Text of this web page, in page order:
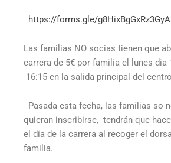
https://forms.gle/
Las familias NO socias tienen que
carrera de 5€ por familia el lunes dia
16:15 en la salida principal del centro
Pasada esta fecha, las familias so
quieran inscribirse, tendrán que
el día de la carrera al recoger el
familia.